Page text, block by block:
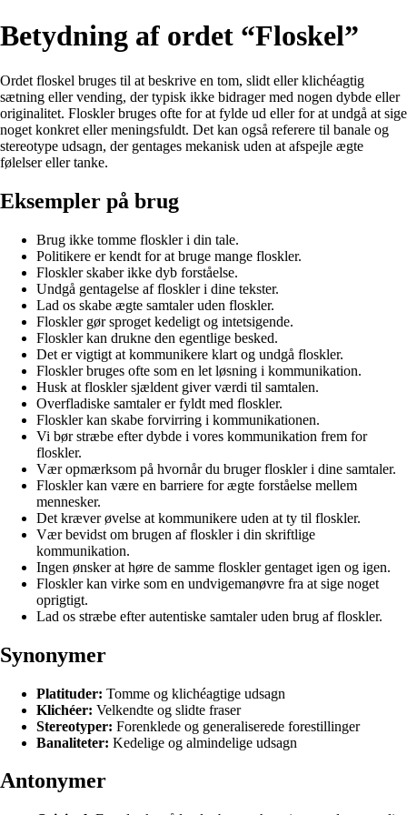
Betydning af ordet “Floskel”
Ordet floskel bruges til at beskrive en tom, slidt eller klichéagtig
sætning eller vending, der typisk ikke bidrager med nogen dybde eller
originalitet. Floskler bruges ofte for at fylde ud eller for at undgå at sige
noget konkret eller meningsfuldt. Det kan også referere til banale og
stereotype udsagn, der gentages mekanisk uden at afspejle ægte
følelser eller tanke.
Eksempler på brug
Brug ikke tomme floskler i din tale.
Politikere er kendt for at bruge mange floskler.
Floskler skaber ikke dyb forståelse.
Undgå gentagelse af floskler i dine tekster.
Lad os skabe ægte samtaler uden floskler.
Floskler gør sproget kedeligt og intetsigende.
Floskler kan drukne den egentlige besked.
Det er vigtigt at kommunikere klart og undgå floskler.
Floskler bruges ofte som en let løsning i kommunikation.
Husk at floskler sjældent giver værdi til samtalen.
Overfladiske samtaler er fyldt med floskler.
Floskler kan skabe forvirring i kommunikationen.
Vi bør stræbe efter dybde i vores kommunikation frem for
floskler.
Vær opmærksom på hvornår du bruger floskler i dine samtaler.
Floskler kan være en barriere for ægte forståelse mellem
mennesker.
Det kræver øvelse at kommunikere uden at ty til floskler.
Vær bevidst om brugen af floskler i din skriftlige
kommunikation.
Ingen ønsker at høre de samme floskler gentaget igen og igen.
Floskler kan virke som en undvigemanøvre fra at sige noget
oprigtigt.
Lad os stræbe efter autentiske samtaler uden brug af floskler.
Synonymer
Platituder: Tomme og klichéagtige udsagn
Klichéer: Velkendte og slidte fraser
Stereotyper: Forenklede og generaliserede forestillinger
Banaliteter: Kedelige og almindelige udsagn
Antonymer